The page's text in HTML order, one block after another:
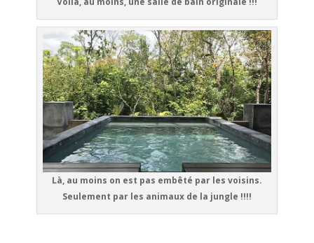
Là, au moins on est pas embêté par les voisins.
Seulement par les animaux de la jungle !!!!